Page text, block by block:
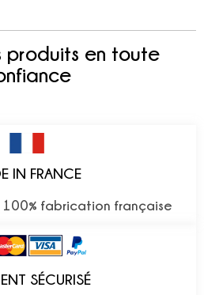
produits en toute
IN FRANCE
100% fabrication française
SÉCURISÉ